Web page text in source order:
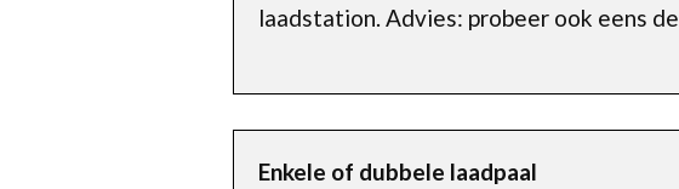
laadstation. Advies: probeer ook eens de
Enkele of dubbele laadpaal